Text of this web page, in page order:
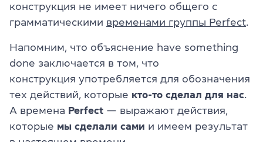
конструкция не имеет ничего общего с
грамматическими временами группы Perfect
Напомним, что объяснение have something
done заключается в том, что
конструкция употребляется для обозначения
тех действий, которые кто-то сделал для нас
А времена Perfect — выражают действия,
которые мы сделали сами и имеем результат